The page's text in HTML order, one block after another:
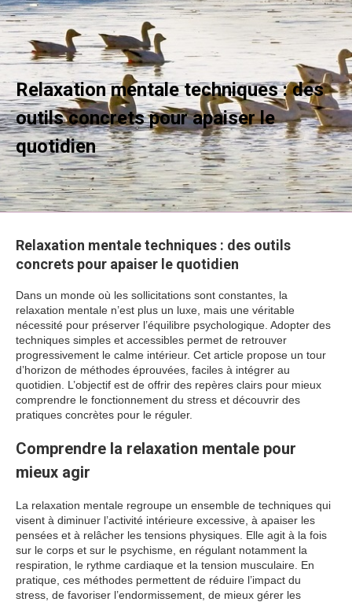
Relaxation mentale techniques : des
outils concrets pour apaiser le
quotidien
Relaxation mentale techniques : des outils
concrets pour apaiser le quotidien
Dans un monde où les sollicitations sont constantes, la
relaxation mentale n’est plus un luxe, mais une véritable
nécessité pour préserver l’équilibre psychologique. Adopter des
techniques simples et accessibles permet de retrouver
progressivement le calme intérieur. Cet article propose un tour
d’horizon de méthodes éprouvées, faciles à intégrer au
quotidien. L’objectif est de offrir des repères clairs pour mieux
comprendre le fonctionnement du stress et découvrir des
pratiques concrètes pour le réguler.
Comprendre la relaxation mentale pour
mieux agir
La relaxation mentale regroupe un ensemble de techniques qui
visent à diminuer l’activité intérieure excessive, à apaiser les
pensées et à relâcher les tensions physiques. Elle agit à la fois
sur le corps et sur le psychisme, en régulant notamment la
respiration, le rythme cardiaque et la tension musculaire. En
pratique, ces méthodes permettent de réduire l’impact du
stress, de favoriser l’endormissement, de mieux gérer les